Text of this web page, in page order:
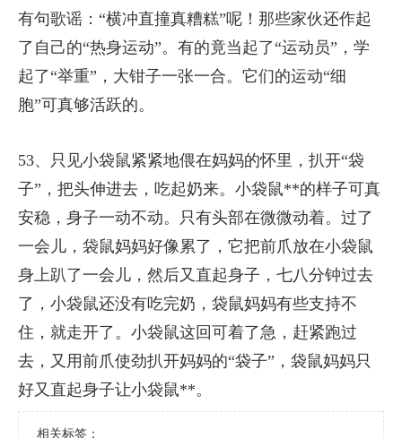
有句歌谣：“横冲直撞真糟糕”呢！那些家伙还作起
了自己的“热身运动”。有的竟当起了“运动员”，学
起了“举重”，大钳子一张一合。它们的运动“细
胞”可真够活跃的。
53、只见小袋鼠紧紧地偎在妈妈的怀里，扒开“袋
子”，把头伸进去，吃起奶来。小袋鼠**的样子可真
安稳，身子一动不动。只有头部在微微动着。过了
一会儿，袋鼠妈妈好像累了，它把前爪放在小袋鼠
身上趴了一会儿，然后又直起身子，七八分钟过去
了，小袋鼠还没有吃完奶，袋鼠妈妈有些支持不
住，就走开了。小袋鼠这回可着了急，赶紧跑过
去，又用前爪使劲扒开妈妈的“袋子”，袋鼠妈妈只
好又直起身子让小袋鼠**。
相关标签：